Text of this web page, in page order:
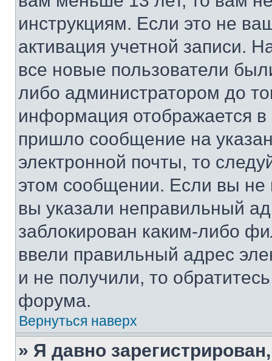
инструкциям. Если это не
активация учетной записи.
все новые пользователи
либо администратором до
информация отображается
пришло сообщение на
электронной почты, то
этом сообщении. Если вы
вы указали неправильный
заблокирован каким-либо
ввели правильный адрес
и не получили, то
форума.
Вернуться наверх
» Я давно